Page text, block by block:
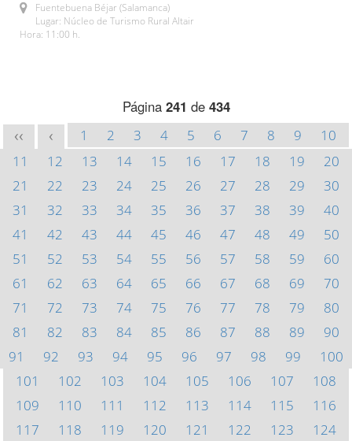
Fuentebuena Béjar (Salamanca)
Lugar: Núcleo de Turismo Rural Altair
Hora: 11:00 h.
Página 241 de 434
<< < 1 2 3 4 5 6 7 8 9
10
11
12 13 14 15 16 17 18 19
20
21
22 23 24 25 26 27 28 29
30
31
32 33 34 35 36 37 38 39
40
41
42 43 44 45 46 47 48 49
50
51
52 53 54 55 56 57 58 59
60
61
62 63 64 65 66 67 68 69
70
71
72 73 74 75 76 77 78 79
80
81
82 83 84 85 86 87 88 89
90
91
92 93 94 95 96 97 98 99
100
101
102 103 104 105 106 107
108
109
110 111 112 113 114 115
116
117
118 119 120 121 122 123
124